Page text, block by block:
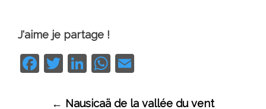
J'aime je partage !
Facebook
Twitter
LinkedIn
WhatsApp
Navigation
← Nausicaä de la vallée du vent